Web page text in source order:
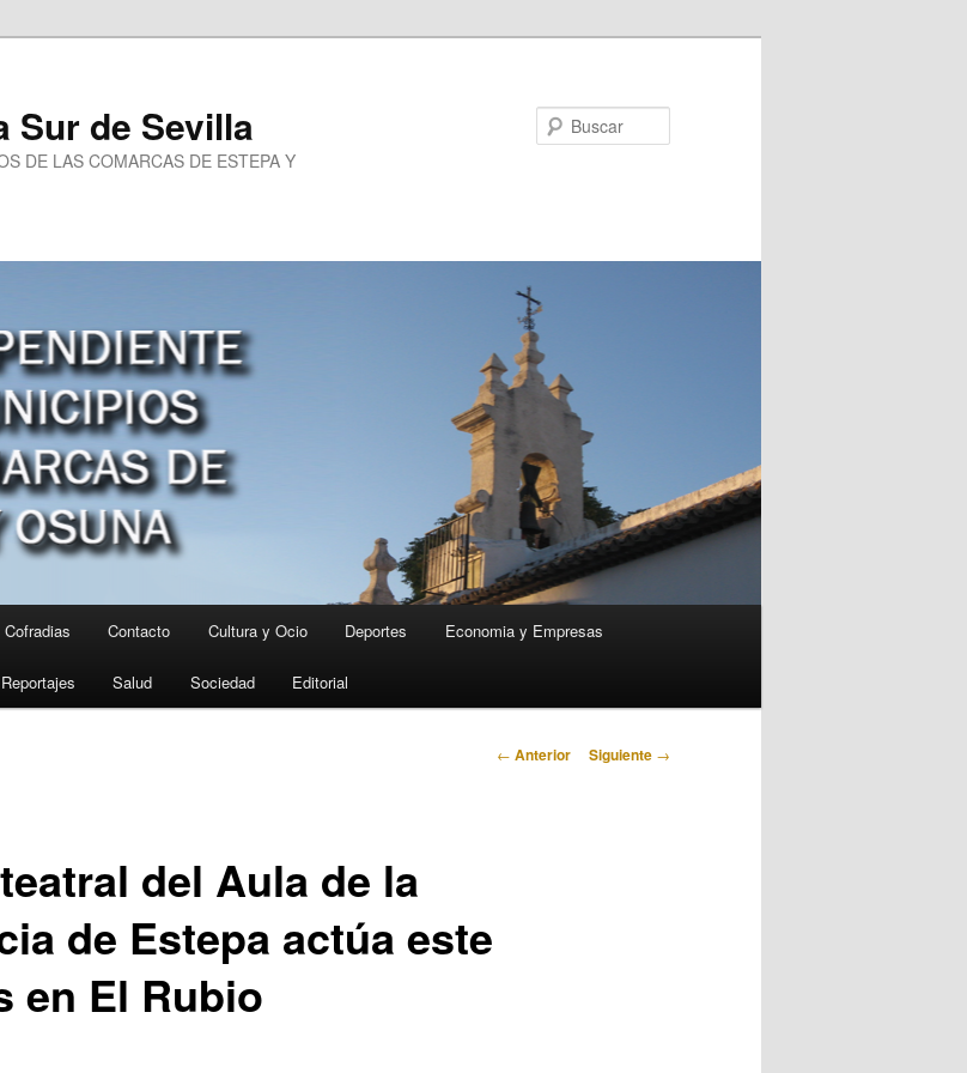
Sur de Sevilla
DE LAS COMARCAS DE ESTEPA Y
Cofradias Contacto Cultura y Ocio Deportes Economia y Empresas
Reportajes Salud Sociedad Editorial
Navegación
← Anterior Siguiente →
del Aula de la
de Estepa actúa este
en El Rubio